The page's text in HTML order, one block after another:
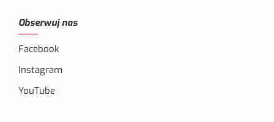
Obserwuj nas
Facebook
Instagram
YouTube